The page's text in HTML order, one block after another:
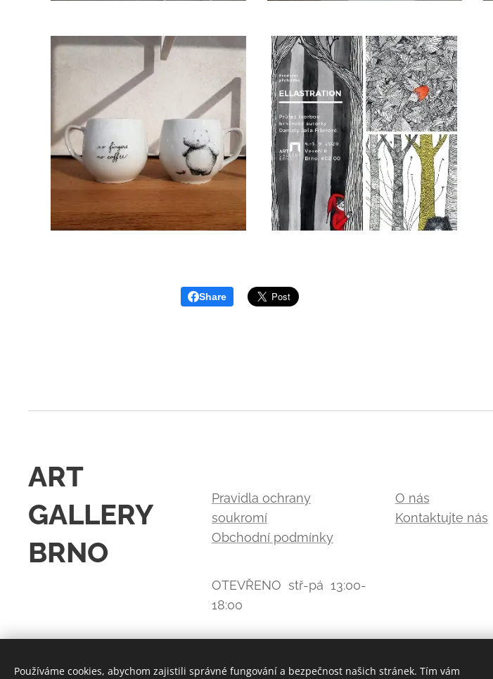
Share
ART
GALLERY
BRNO
Pravidla ochrany
soukromí
Obchodní podmínky
OTEVŘENO stř-pá 13:00-
18:00
O nás
Kontaktujte nás
Používáme cookies, abychom zajistili správné fungování a bezpečnost našich stránek. Tím vám